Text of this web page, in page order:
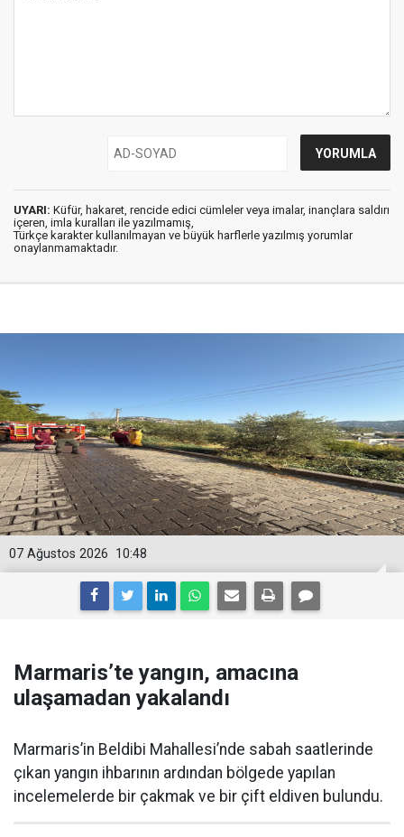
UYARI: Küfür, hakaret, rencide edici cümleler veya imalar, inançlara saldırı
içeren, imla kuralları ile yazılmamış,
Türkçe karakter kullanılmayan ve büyük harflerle yazılmış yorumlar
onaylanmamaktadır.
10:48
07 Ağustos 2026
Marmaris’te yangın, amacına
ulaşamadan yakalandı
Marmaris’in Beldibi Mahallesi’nde sabah saatlerinde
çıkan yangın ihbarının ardından bölgede yapılan
incelemelerde bir çakmak ve bir çift eldiven bulundu.